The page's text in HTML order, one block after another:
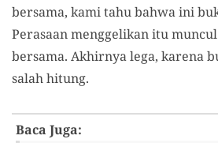
bersama, kami tahu bahwa ini
Perasaan menggelikan itu
bersama. Akhirnya lega, karena
salah hitung.
Baca Juga: